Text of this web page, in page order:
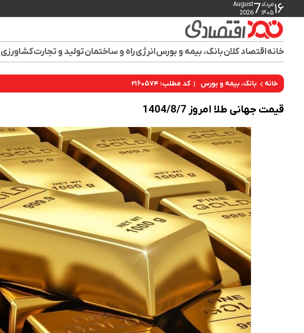
۱۶مرداد
۱۴۰۵7
August
2026
خانهاقتصاد کلانبانک، بیمه و بورسانرژیراه و ساختمانتولید و تجارتکشاورزی
خانه بانک، بیمه و بورس کد مطلب: ۲۱۶۰۵۷۴
قیمت جهانی طلا امروز 1404/8/7